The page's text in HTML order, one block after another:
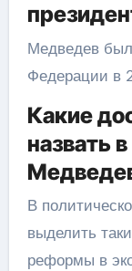
Медведев
Федерации в
Какие
назвать
В
выделить
реформы в